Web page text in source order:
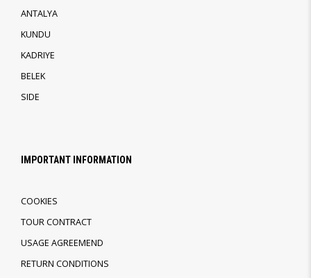
ANTALYA
KUNDU
KADRIYE
BELEK
SIDE
IMPORTANT INFORMATION
COOKIES
TOUR CONTRACT
USAGE AGREEMEND
RETURN CONDITIONS